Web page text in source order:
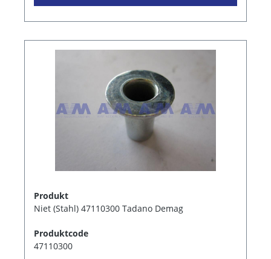
Produkt
Niet (Stahl) 47110300 Tadano Demag
Produktcode
47110300